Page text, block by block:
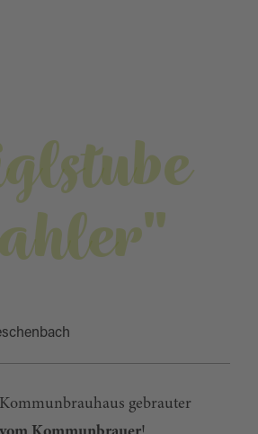
gebrauter